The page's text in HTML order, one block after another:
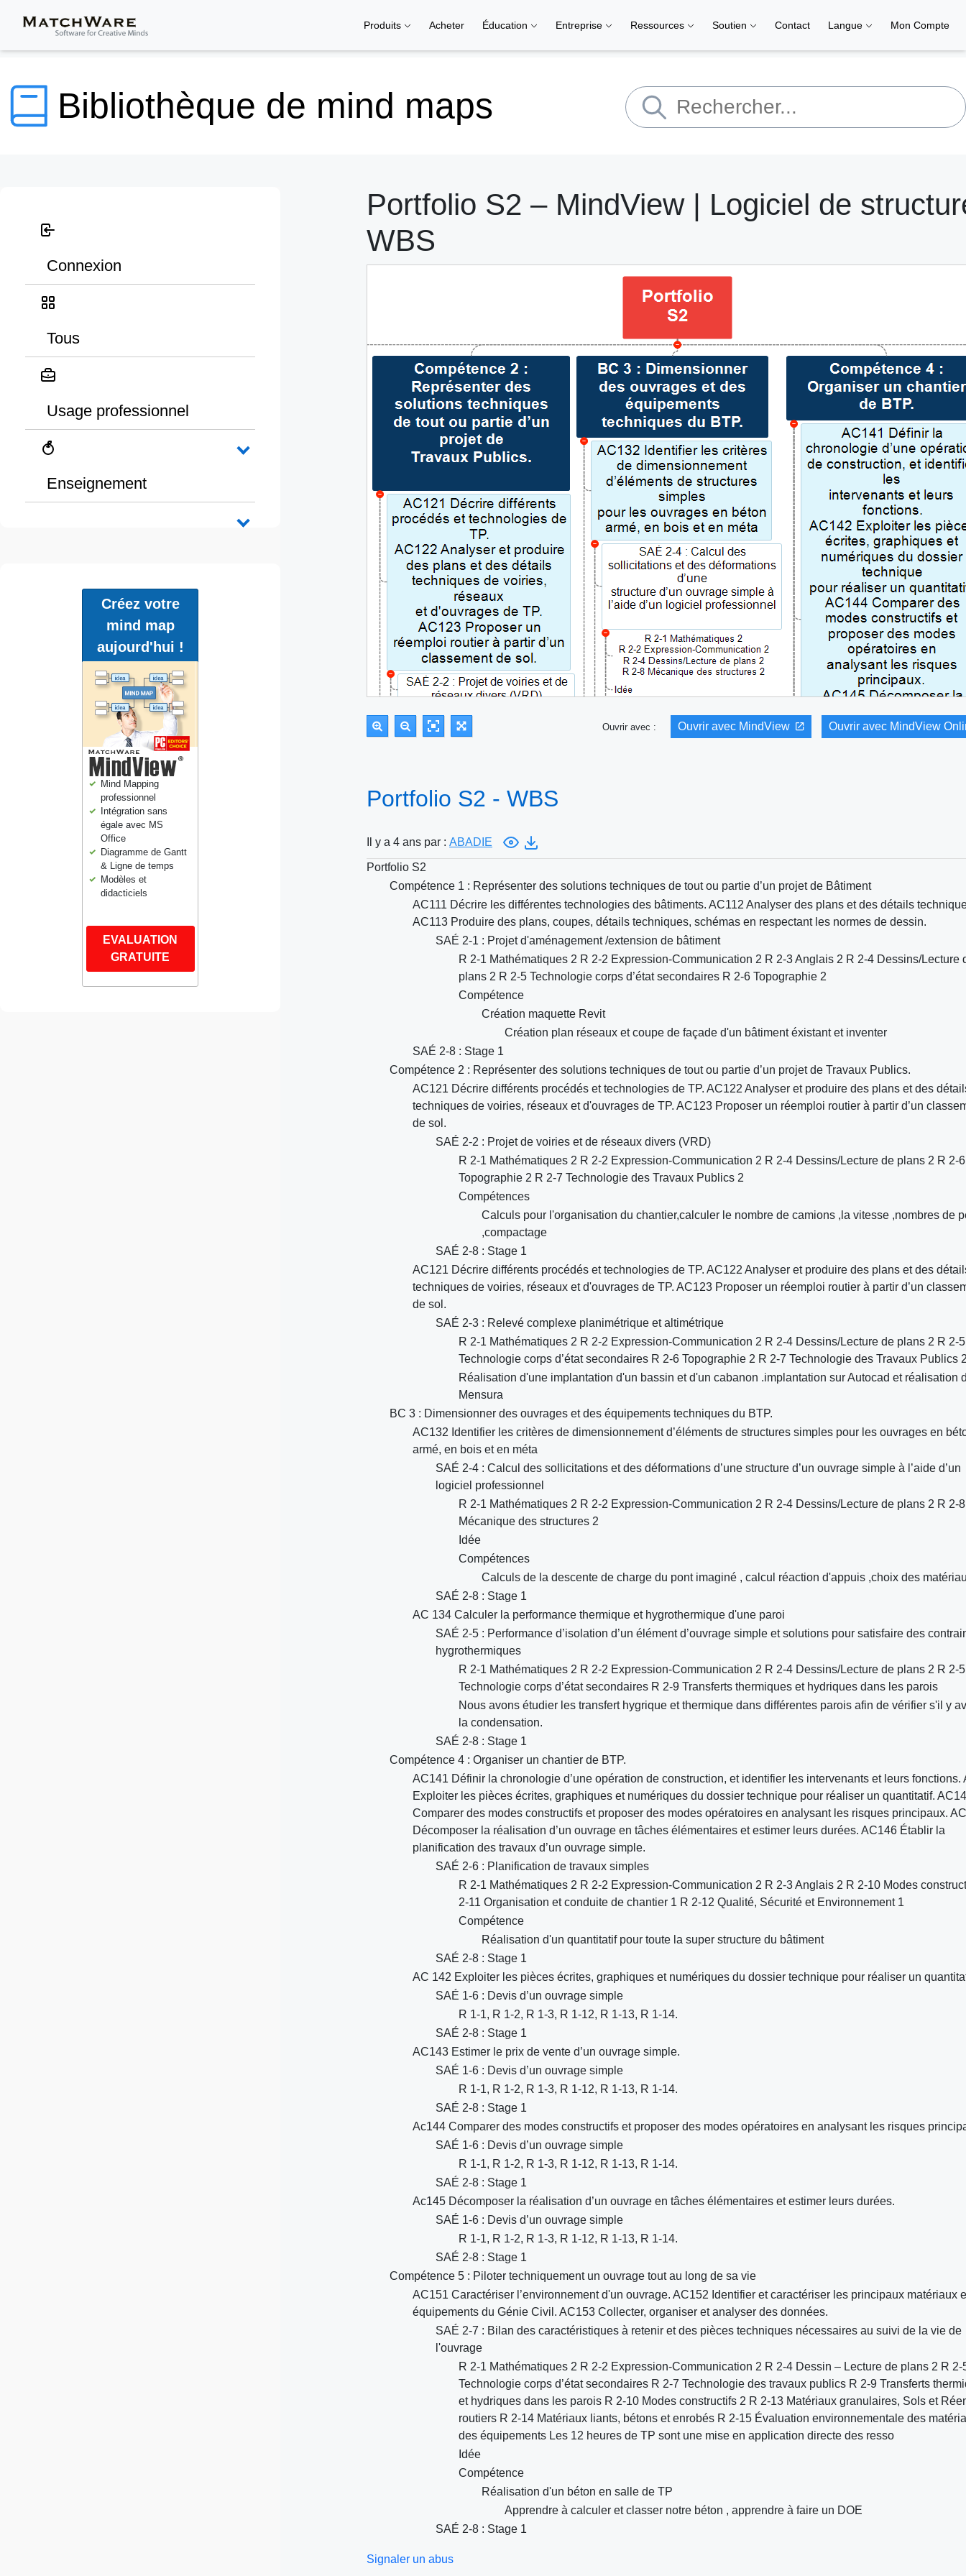
Produits Acheter Éducation Entreprise Ressources Soutien Contact Langue Mon Compte
Bibliothèque de mind maps
Connexion
Tous
Usage professionnel
Enseignement
Créez votre
mind map
aujourd'hui !
Mind Mapping
professionnel
Intégration sans
égale avec MS
Office
Diagramme de Gantt
& Ligne de temps
Modèles et
didacticiels
EVALUATION
GRATUITE
Portfolio S2 – MindView | Logiciel de
WBS
Ouvrir avec : Ouvrir avec MindView Ouvrir avec MindView
Portfolio S2 - WBS
Il y a 4 ans par : ABADIE
Portfolio S2
Compétence 1 : Représenter des solutions techniques de tout ou partie d’un projet de Bâtiment
AC111 Décrire les différentes technologies des bâtiments. AC112 Analyser des plans et des détails
AC113 Produire des plans, coupes, détails techniques, schémas en respectant les normes de dessin.
SAÉ 2-1 : Projet d'aménagement /extension de bâtiment
R 2-1 Mathématiques 2 R 2-2 Expression-Communication 2 R 2-3 Anglais 2 R 2-4 Dessins/Lecture
plans 2 R 2-5 Technologie corps d’état secondaires R 2-6 Topographie 2
Compétence
Création maquette Revit
Création plan réseaux et coupe de façade d'un bâtiment éxistant et inventer
SAÉ 2-8 : Stage 1
Compétence 2 : Représenter des solutions techniques de tout ou partie d’un projet de Travaux Publics.
AC121 Décrire différents procédés et technologies de TP. AC122 Analyser et produire des plans et des
techniques de voiries, réseaux et d'ouvrages de TP. AC123 Proposer un réemploi routier à partir d’un
de sol.
SAÉ 2-2 : Projet de voiries et de réseaux divers (VRD)
R 2-1 Mathématiques 2 R 2-2 Expression-Communication 2 R 2-4 Dessins/Lecture de plans 2 R 2-6
Topographie 2 R 2-7 Technologie des Travaux Publics 2
Compétences
Calculs pour l'organisation du chantier,calculer le nombre de camions ,la vitesse ,nombres de
,compactage
SAÉ 2-8 : Stage 1
AC121 Décrire différents procédés et technologies de TP. AC122 Analyser et produire des plans et des
techniques de voiries, réseaux et d'ouvrages de TP. AC123 Proposer un réemploi routier à partir d’un
de sol.
SAÉ 2-3 : Relevé complexe planimétrique et altimétrique
R 2-1 Mathématiques 2 R 2-2 Expression-Communication 2 R 2-4 Dessins/Lecture de plans 2 R 2-5
Technologie corps d’état secondaires R 2-6 Topographie 2 R 2-7 Technologie des Travaux Publics
Réalisation d'une implantation d'un bassin et d'un cabanon .implantation sur Autocad et réalisation
Mensura
BC 3 : Dimensionner des ouvrages et des équipements techniques du BTP.
AC132 Identifier les critères de dimensionnement d’éléments de structures simples pour les ouvrages en
armé, en bois et en méta
SAÉ 2-4 : Calcul des sollicitations et des déformations d’une structure d’un ouvrage simple à l’aide d’un
logiciel professionnel
R 2-1 Mathématiques 2 R 2-2 Expression-Communication 2 R 2-4 Dessins/Lecture de plans 2 R 2-8
Mécanique des structures 2
Idée
Compétences
Calculs de la descente de charge du pont imaginé , calcul réaction d'appuis ,choix des
SAÉ 2-8 : Stage 1
AC 134 Calculer la performance thermique et hygrothermique d'une paroi
SAÉ 2-5 : Performance d’isolation d’un élément d’ouvrage simple et solutions pour satisfaire des
hygrothermiques
R 2-1 Mathématiques 2 R 2-2 Expression-Communication 2 R 2-4 Dessins/Lecture de plans 2 R 2-5
Technologie corps d’état secondaires R 2-9 Transferts thermiques et hydriques dans les parois
Nous avons étudier les transfert hygrique et thermique dans différentes parois afin de vérifier s'il y
la condensation.
SAÉ 2-8 : Stage 1
Compétence 4 : Organiser un chantier de BTP.
AC141 Définir la chronologie d’une opération de construction, et identifier les intervenants et leurs fonctions.
Exploiter les pièces écrites, graphiques et numériques du dossier technique pour réaliser un quantitatif.
Comparer des modes constructifs et proposer des modes opératoires en analysant les risques principaux.
Décomposer la réalisation d’un ouvrage en tâches élémentaires et estimer leurs durées. AC146 Établir la
planification des travaux d’un ouvrage simple.
SAÉ 2-6 : Planification de travaux simples
R 2-1 Mathématiques 2 R 2-2 Expression-Communication 2 R 2-3 Anglais 2 R 2-10 Modes
2-11 Organisation et conduite de chantier 1 R 2-12 Qualité, Sécurité et Environnement 1
Compétence
Réalisation d'un quantitatif pour toute la super structure du bâtiment
SAÉ 2-8 : Stage 1
AC 142 Exploiter les pièces écrites, graphiques et numériques du dossier technique pour réaliser un
SAÉ 1-6 : Devis d’un ouvrage simple
R 1-1, R 1-2, R 1-3, R 1-12, R 1-13, R 1-14.
SAÉ 2-8 : Stage 1
AC143 Estimer le prix de vente d’un ouvrage simple.
SAÉ 1-6 : Devis d’un ouvrage simple
R 1-1, R 1-2, R 1-3, R 1-12, R 1-13, R 1-14.
SAÉ 2-8 : Stage 1
Ac144 Comparer des modes constructifs et proposer des modes opératoires en analysant les risques
SAÉ 1-6 : Devis d’un ouvrage simple
R 1-1, R 1-2, R 1-3, R 1-12, R 1-13, R 1-14.
SAÉ 2-8 : Stage 1
Ac145 Décomposer la réalisation d’un ouvrage en tâches élémentaires et estimer leurs durées.
SAÉ 1-6 : Devis d’un ouvrage simple
R 1-1, R 1-2, R 1-3, R 1-12, R 1-13, R 1-14.
SAÉ 2-8 : Stage 1
Compétence 5 : Piloter techniquement un ouvrage tout au long de sa vie
AC151 Caractériser l’environnement d'un ouvrage. AC152 Identifier et caractériser les principaux matériaux
équipements du Génie Civil. AC153 Collecter, organiser et analyser des données.
SAÉ 2-7 : Bilan des caractéristiques à retenir et des pièces techniques nécessaires au suivi de la vie de
l'ouvrage
R 2-1 Mathématiques 2 R 2-2 Expression-Communication 2 R 2-4 Dessin – Lecture de plans 2 R 2-
Technologie corps d’état secondaires R 2-7 Technologie des travaux publics R 2-9 Transferts
et hydriques dans les parois R 2-10 Modes constructifs 2 R 2-13 Matériaux granulaires, Sols et
routiers R 2-14 Matériaux liants, bétons et enrobés R 2-15 Évaluation environnementale des
des équipements Les 12 heures de TP sont une mise en application directe des resso
Idée
Compétence
Réalisation d'un béton en salle de TP
Apprendre à calculer et classer notre béton , apprendre à faire un DOE
SAÉ 2-8 : Stage 1
Signaler un abus